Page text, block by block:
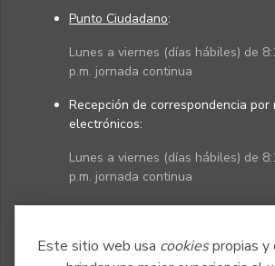
Este sitio web usa cookiespropias y
Punto Ciudadano:
Lunes a viernes (días hábiles) de
p.m. jornada continua
Recepción de correspondencia por
electrónicos:
Lunes a viernes (días hábiles) de
p.m. jornada continua